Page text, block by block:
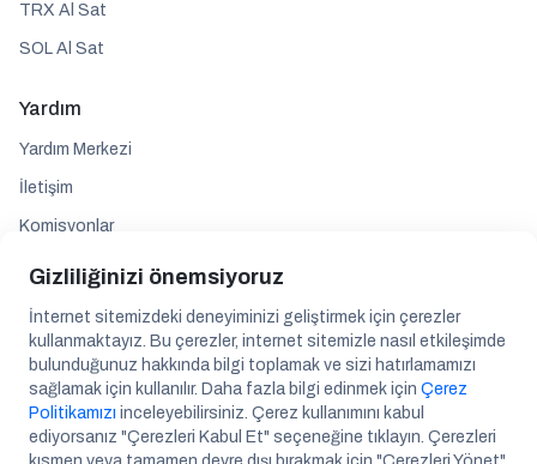
TRX Al Sat
SOL Al Sat
Yardım
Yardım Merkezi
İletişim
Komisyonlar
Takip edin
Maslak Mah. A.O.S 55. Sok. 42 Maslak A Blok No: 2 İç Kapı No: 287 Kat: 14
Gizliliğinizi önemsiyoruz
İnternet sitemizdeki deneyiminizi geliştirmek için çerezler
kullanmaktayız. Bu çerezler, internet sitemizle nasıl etkileşimde
bulunduğunuz hakkında bilgi toplamak ve sizi hatırlamamızı
sağlamak için kullanılır. Daha fazla bilgi edinmek için Çerez
Politikamızı inceleyebilirsiniz. Çerez kullanımını kabul
ediyorsanız "Çerezleri Kabul Et" seçeneğine tıklayın. Çerezleri